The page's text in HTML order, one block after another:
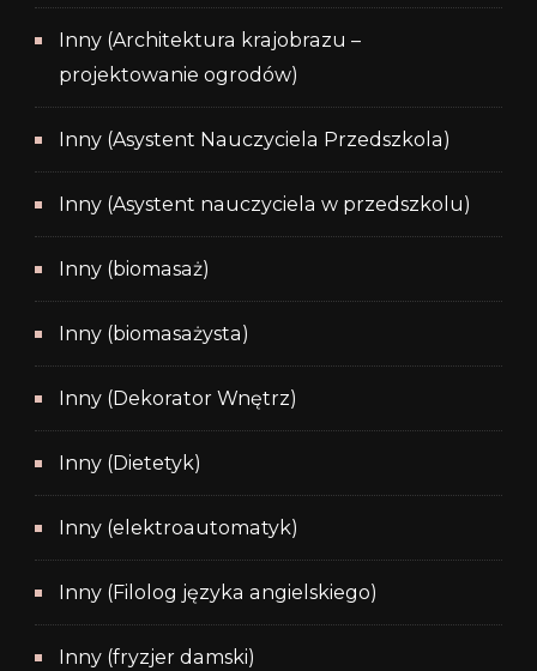
Inny (Architektura krajobrazu –
projektowanie ogrodów)
Inny (Asystent Nauczyciela Przedszkola)
Inny (Asystent nauczyciela w przedszkolu)
Inny (biomasaż)
Inny (biomasażysta)
Inny (Dekorator Wnętrz)
Inny (Dietetyk)
Inny (elektroautomatyk)
Inny (Filolog języka angielskiego)
Inny (fryzjer damski)